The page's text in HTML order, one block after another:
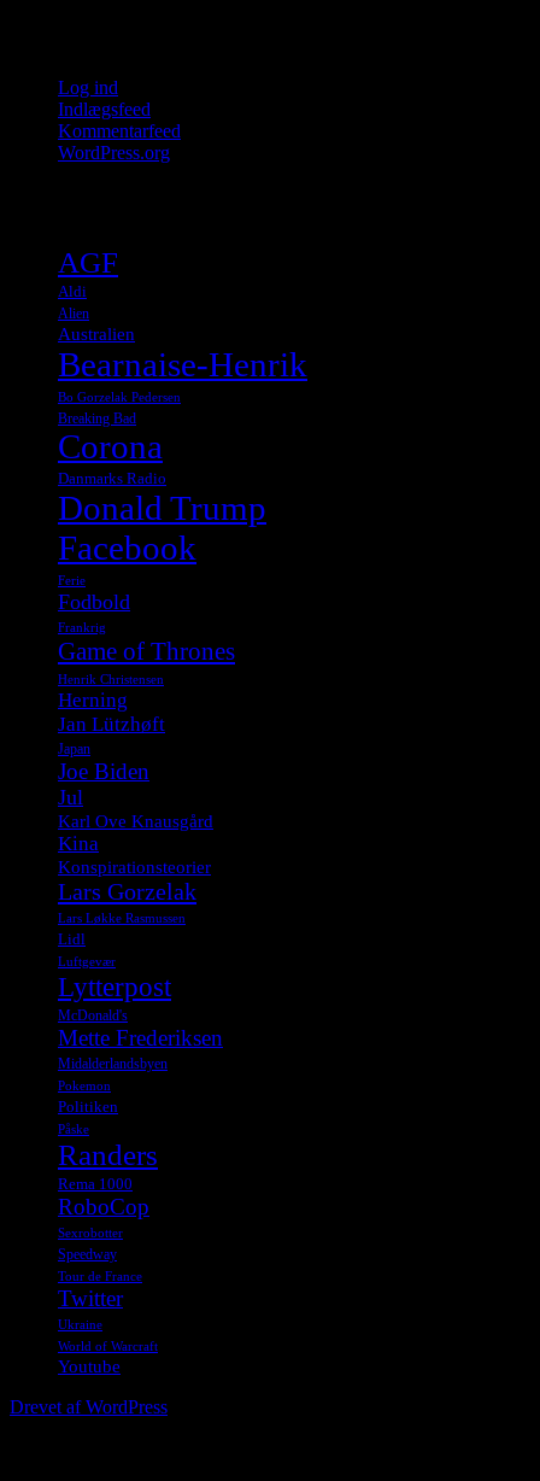
Log ind
Indlægsfeed
Kommentarfeed
WordPress.org
AGF
Aldi
Alien
Australien
Bearnaise-Henrik
Bo Gorzelak Pedersen
Breaking Bad
Corona
Danmarks Radio
Donald Trump
Facebook
Ferie
Fodbold
Frankrig
Game of Thrones
Henrik Christensen
Herning
Jan Lützhøft
Japan
Joe Biden
Jul
Karl Ove Knausgård
Kina
Konspirationsteorier
Lars Gorzelak
Lars Løkke Rasmussen
Lidl
Luftgevær
Lytterpost
McDonald's
Mette Frederiksen
Midalderlandsbyen
Pokemon
Politiken
Påske
Randers
Rema 1000
RoboCop
Sexrobotter
Speedway
Tour de France
Twitter
Ukraine
World of Warcraft
Youtube
Drevet af WordPress